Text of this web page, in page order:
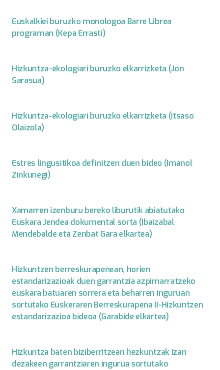
Euskalkiei buruzko monologoa Barre Librea
programan (Kepa Errasti)
Hizkuntza-ekologiari buruzko elkarrizketa (Jon
Sarasua)
Hizkuntza-ekologiari buruzko elkarrizketa (Itsaso
Olaizola)
Estres lingusitikoa definitzen duen bideo (Imanol
Zinkunegi)
Xamarren izenburu bereko liburutik abiatutako
Euskara Jendea dokumental sorta (Ibaizabal
Mendebalde eta Zenbat Gara elkartea)
Hizkuntzen berreskurapenean, horien
estandarizazioak duen garrantzia azpimarratzeko
euskara batuaren sorrera eta beharren inguruan
sortutako Euskeraren Berreskurapena II-Hizkuntzen
estandarizazioa bideoa (Garabide elkartea)
Hizkuntza baten biziberritzean hezkuntzak izan
dezakeen garrantziaren ingurua sortutako